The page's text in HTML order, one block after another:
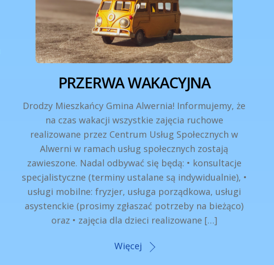
PRZERWA WAKACYJNA
Drodzy Mieszkańcy Gmina Alwernia! Informujemy, że
na czas wakacji wszystkie zajęcia ruchowe
realizowane przez Centrum Usług Społecznych w
Alwerni w ramach usług społecznych zostają
zawieszone. Nadal odbywać się będą: • konsultacje
specjalistyczne (terminy ustalane są indywidualnie), •
usługi mobilne: fryzjer, usługa porządkowa, usługi
asystenckie (prosimy zgłaszać potrzeby na bieżąco)
oraz • zajęcia dla dzieci realizowane […]
Więcej